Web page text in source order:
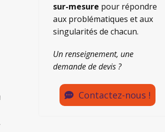
sur-mesure pour répondre
aux problématiques et aux
singularités de chacun.
Un renseignement, une
demande de devis ?
Contactez-nous !